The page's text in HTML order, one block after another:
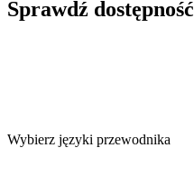
Sprawdź dostępność
Wybierz języki przewodnika